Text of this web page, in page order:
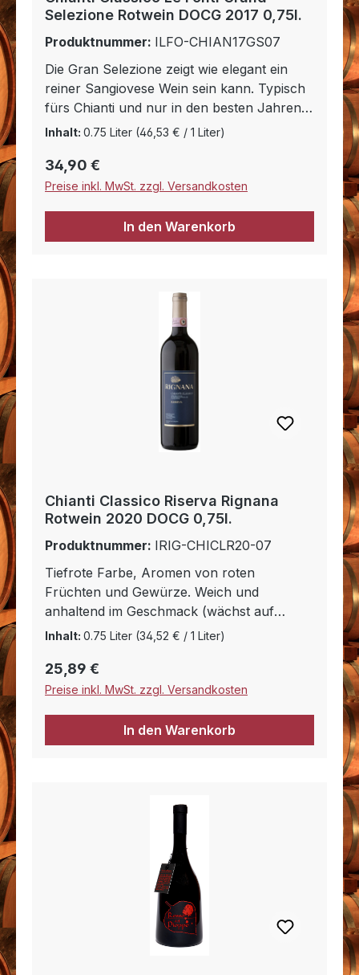
Selezione Rotwein DOCG 2017 0,75l.
Produktnummer: ILFO-CHIAN17GS07
Die Gran Selezione zeigt wie elegant ein
reiner Sangiovese Wein sein kann. Typisch
fürs Chianti und nur in den besten Jahren
gemacht ist diese Gran Selezione das Beste
Jahr her gegeben haben. Helles reines
Rubinrot mit viel Frucht in der Nase,
Um dem Wein mehr Struktur zu geben und
ihm ein langes Leben zu ermöglichen altert
er dann noch zur Reifung auf der Flasche
bevor er auf den Markt kommt. Ein Wein
für jedes Festessen.
Inhalt: 0.75 Liter (46,53 € / 1 Liter)
Regulärer Preis:
34,90 €
Preise inkl. MwSt. zzgl. Versandkosten
In den Warenkorb
Chianti Classico Riserva Rignana
Rotwein 2020 DOCG 0,75l.
Produktnummer: IRIG-CHICLR20-07
Tiefrote Farbe, Aromen von roten
Früchten und Gewürze. Weich und
anhaltend im Geschmack (wächst auf
tonhaltigem Kalkstein). Gastronomische
für Wildgerichte und Käse.
Inhalt: 0.75 Liter (34,52 € / 1 Liter)
Regulärer Preis:
25,89 €
Preise inkl. MwSt. zzgl. Versandkosten
In den Warenkorb